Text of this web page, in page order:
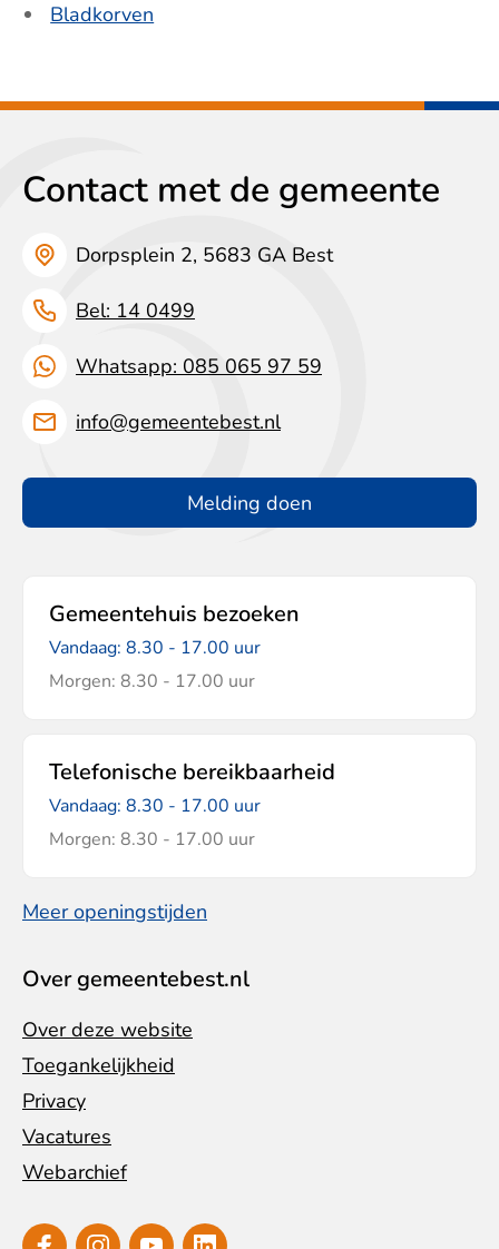
Bladkorven
Contact met de gemeente
Dorpsplein 2, 5683 GA Best
Bel: 14 0499
Whatsapp: 085 065 97 59
info@gemeentebest.nl
Melding doen
Gemeentehuis bezoeken
Vandaag: 8.30 - 17.00 uur
Morgen: 8.30 - 17.00 uur
Telefonische bereikbaarheid
Vandaag: 8.30 - 17.00 uur
Morgen: 8.30 - 17.00 uur
Meer openingstijden
Over gemeentebest.nl
Over deze website
Toegankelijkheid
Privacy
Vacatures
Webarchief